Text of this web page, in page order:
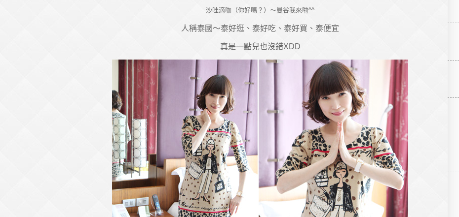
沙哇滴咖（你好嗎？）～曼谷我來啦^^
人稱泰國～泰好逛、泰好吃、泰好買、泰便宜
真是一點兒也沒錯XDD